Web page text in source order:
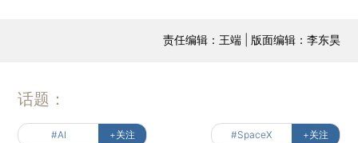
责任编辑：王端 | 版面编辑：李东昊
话题：
#AI +关注 #SpaceX +关注